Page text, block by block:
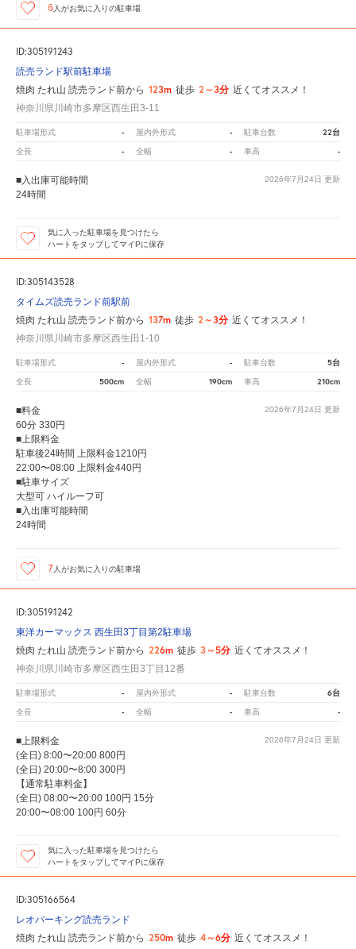
6 人がお気に入りの駐車場
ID:305191243
読売ランド駅前駐車場
焼肉 たれ山 読売ランド前から 123m 徒歩 2～3分 近くてオススメ！
神奈川県川崎市多摩区西生田3-11
駐車場形式 - 屋内外形式 - 駐車台数 22台
全長 - 全幅 - 車高 -
2026年7月24日 更新
■入出庫可能時間
24時間
気に入った駐車場を見つけたら
ハートをタップしてマイPに保存
ID:305143528
タイムズ読売ランド前駅前
焼肉 たれ山 読売ランド前から 137m 徒歩 2～3分 近くてオススメ！
神奈川県川崎市多摩区西生田1-10
駐車場形式 - 屋内外形式 - 駐車台数 5台
全長 500cm 全幅 190cm 車高 210cm
2026年7月24日 更新
■料金
60分 330円
■上限料金
駐車後24時間 上限料金1210円
22:00〜08:00 上限料金440円
■駐車サイズ
大型可 ハイルーフ可
■入出庫可能時間
24時間
7 人がお気に入りの駐車場
ID:305191242
東洋カーマックス 西生田3丁目第2駐車場
焼肉 たれ山 読売ランド前から 226m 徒歩 3～5分 近くてオススメ！
神奈川県川崎市多摩区西生田3丁目12番
駐車場形式 - 屋内外形式 - 駐車台数 6台
全長 - 全幅 - 車高 -
2026年7月24日 更新
■上限料金
(全日) 8:00〜20:00 800円
(全日) 20:00〜8:00 300円
【通常駐車料金】
(全日) 08:00〜20:00 100円 15分
20:00〜08:00 100円 60分
気に入った駐車場を見つけたら
ハートをタップしてマイPに保存
ID:305166564
レオパーキング読売ランド
焼肉 たれ山 読売ランド前から 250m 徒歩 4～6分 近くてオススメ！